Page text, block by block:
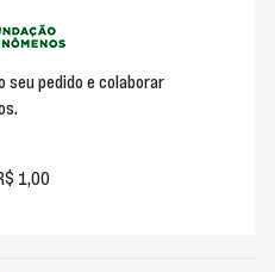
seu pedido e colaborar
1,00